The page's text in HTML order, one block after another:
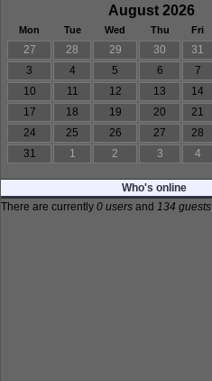
August 2026
Mon Tue Wed Thu Fri
27 28 29 30 31
3
4 5 6 7
10
11 12 13 14
17
18 19 20 21
24
25 26 27 28
31
1 2 3 4
Who's online
There are currently 0 users and 134 guests